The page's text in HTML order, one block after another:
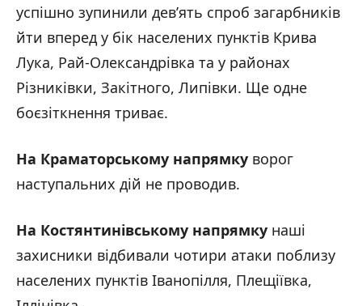
успішно зупинили дев’ять спроб загарбників
йти вперед у бік населених пунктів Крива
Лука, Рай-Олександрівка та у районах
Різниківки, Закітного, Липівки. Ще одне
боєзіткнення триває.
На Краматорському напрямку ворог
наступальних дій не проводив.
На Костянтинівському напрямку наші
захисники відбивали чотири атаки поблизу
населених пунктів Іванопілля, Плещіївка,